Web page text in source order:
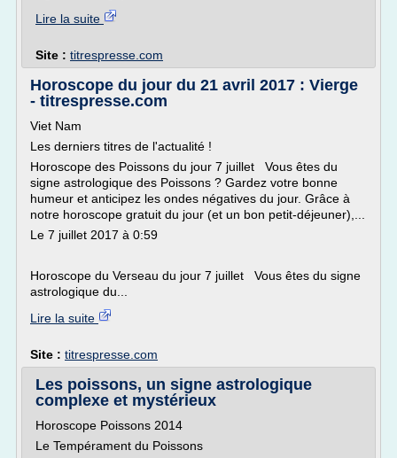
Lire la suite
Site : titrespresse.com
Horoscope du jour du 21 avril 2017 : Vierge
- titrespresse.com
Viet Nam
Les derniers titres de l'actualité !
Horoscope des Poissons du jour 7 juillet Vous êtes du
signe astrologique des Poissons ? Gardez votre bonne
humeur et anticipez les ondes négatives du jour. Grâce à
notre horoscope gratuit du jour (et un bon petit-déjeuner),...
Le 7 juillet 2017 à 0:59
Horoscope du Verseau du jour 7 juillet Vous êtes du signe
astrologique du...
Lire la suite
Site : titrespresse.com
Les poissons, un signe astrologique
complexe et mystérieux
Horoscope Poissons 2014
Le Tempérament du Poissons